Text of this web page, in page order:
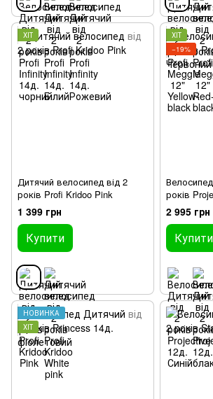
ХІТ
Дитячий велосипед від 2
років Profi Kridoo Pink
1 399 грн
Купити
ХІТ
−19%
років
Червоний
2 995 грн
Купити
НОВИНКА
ХІТ